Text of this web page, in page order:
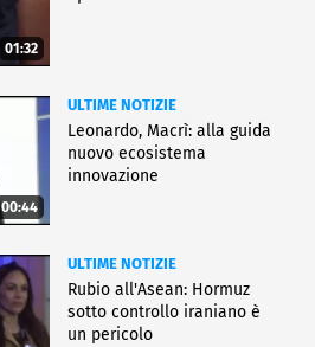
01:32
00:44
ULTIME NOTIZIE
Leonardo, Macrì: alla guida
nuovo ecosistema
innovazione
ULTIME NOTIZIE
Rubio all'Asean: Hormuz
sotto controllo iraniano è
un pericolo